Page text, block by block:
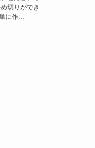
切りができ
に作...